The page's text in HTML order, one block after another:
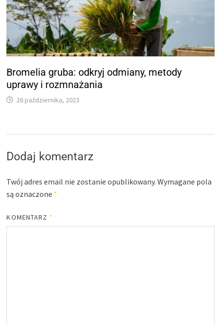
Bromelia gruba: odkryj odmiany, metody
uprawy i rozmnażania
26 października, 2023
Dodaj komentarz
Twój adres email nie zostanie opublikowany. Wymagane pola
są oznaczone *
KOMENTARZ *